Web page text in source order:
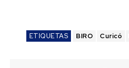
ETIQUETAS BIRO Curicó